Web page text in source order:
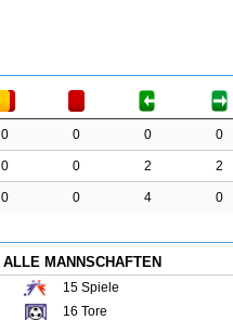
0 0 0 0
0 0 2 2
0 0 4 0
ALLE MANNSCHAFTEN
15 Spiele
16 Tore